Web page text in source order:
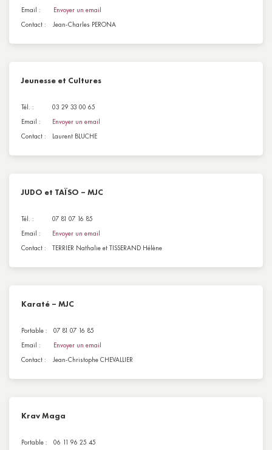
Email :
Envoyer un email
Contact :
Jean-Charles PERONA
Jeunesse et Cultures
Tél. :
03 29 33 00 65
Email :
Envoyer un email
Contact :
Laurent BLUCHE
JUDO et TAÏSO – MJC
Tél. :
07 81 07 16 85
Email :
Envoyer un email
Contact :
TERRIER Nathalie et TISSERAND Hélène
Karaté – MJC
Portable :
07 81 07 16 85
Email :
Envoyer un email
Contact :
Jean-Christophe CHEVALLIER
Krav Maga
Portable :
06 11 96 25 45